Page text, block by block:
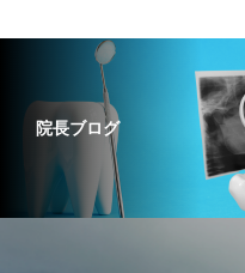
院長ブログ